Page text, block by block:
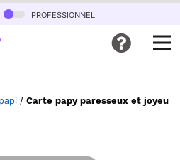
professionnel
/ Carte papy paresseux et joyeux